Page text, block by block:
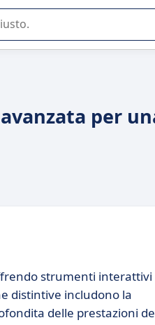
la vostra azienda.
per
strumenti interattivi
distintive includono la
delle prestazioni